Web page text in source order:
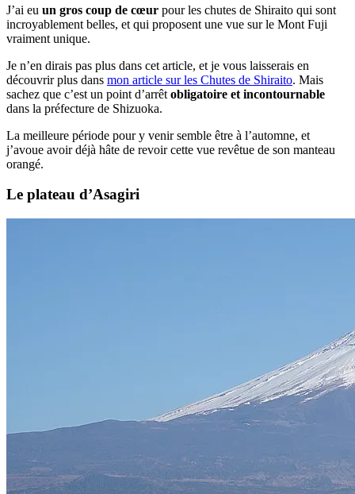
J’ai eu un gros coup de cœur pour les chutes de Shiraito qui sont
incroyablement belles, et qui proposent une vue sur le Mont Fuji
vraiment unique.
Je n’en dirais pas plus dans cet article, et je vous laisserais en
découvrir plus dans mon article sur les Chutes de Shiraito. Mais
sachez que c’est un point d’arrêt obligatoire et incontournable
dans la préfecture de Shizuoka.
La meilleure période pour y venir semble être à l’automne, et
j’avoue avoir déjà hâte de revoir cette vue revêtue de son manteau
orangé.
Le plateau d’Asagiri